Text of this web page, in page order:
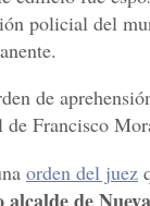
policial del
de
de Francisco
orden del juez